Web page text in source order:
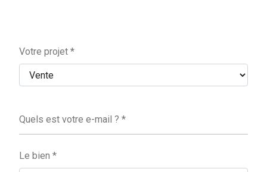
Votre projet *
Quels est votre e-mail ? *
Le bien *